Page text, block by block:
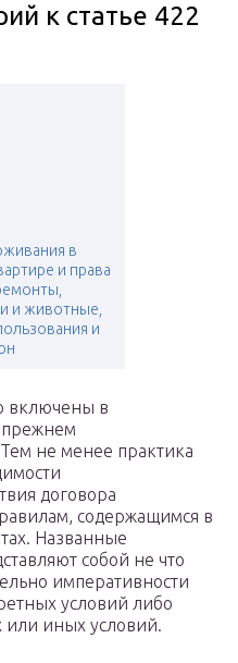
к статье 422
в
и права
и животные,
и
включены в
прежнем
не менее практика
договора
содержащимся в
Названные
собой не что
императивности
условий либо
или иных условий.